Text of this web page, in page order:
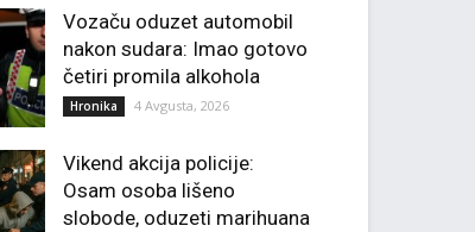
Vozaču oduzet automobil
nakon sudara: Imao gotovo
četiri promila alkohola
Hronika 4 Avgusta, 2026
Vikend akcija policije:
Osam osoba lišeno
slobode, oduzeti marihuana